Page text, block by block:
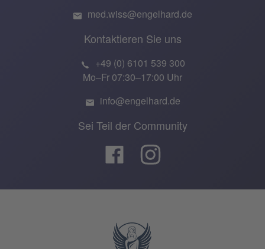
med.wiss@engelhard.de
Kontaktieren Sie uns
+49 (0) 6101 539 300
Mo–Fr 07:30–17:00 Uhr
info@engelhard.de
Sei Teil der Community